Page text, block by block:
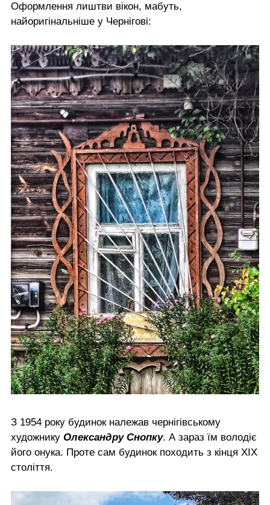
Оформлення лиштви вікон, мабуть,
найоригінальніше у Чернігові:
З 1954 року будинок належав чернігівському
художнику Олександру Снопку. А зараз їм володіє
його онука. Проте сам будинок походить з кінця ХІХ
століття.